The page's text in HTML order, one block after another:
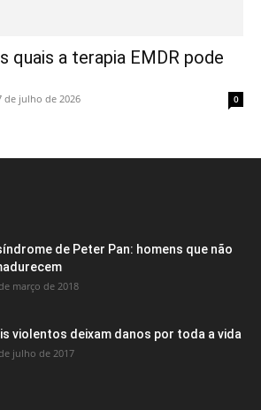
quais a terapia EMDR pode
de julho de 2026 0
de Peter Pan: homens que não
março de 2018
violentos deixam danos por toda a vida
julho de 2017